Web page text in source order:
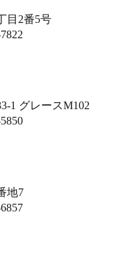
目2番5号
1 グレースM102
地7